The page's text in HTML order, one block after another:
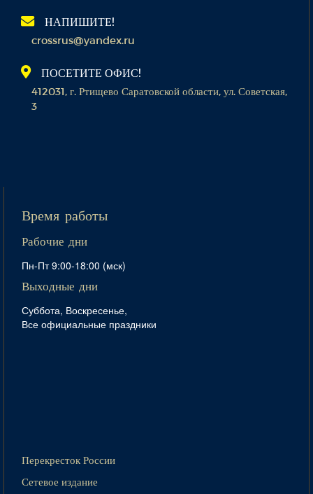
НАПИШИТЕ!
crossrus@yandex.ru
ПОСЕТИТЕ ОФИС!
412031, г. Ртищево Саратовской области, ул. Советская,
3
Время работы
Рабочие дни
Пн-Пт 9:00-18:00 (мск)
Выходные дни
Суббота, Воскресенье,
Все официальные праздники
Перекресток России
Сетевое издание